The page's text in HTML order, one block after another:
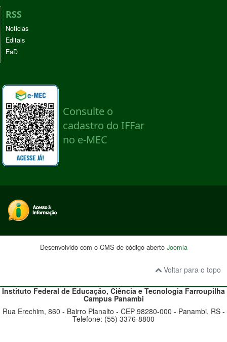
RSS
Noticias
Editais
EaD
Desenvolvido com o CMS de código aberto Joomla
Voltar para o topo
Instituto Federal de Educação, Ciência e Tecnologia Farroupilha
Campus Panambi
Rua Erechim, 860 - Bairro Planalto - CEP 98280-000 - Panambi, RS -
Telefone: (55) 3376-8800